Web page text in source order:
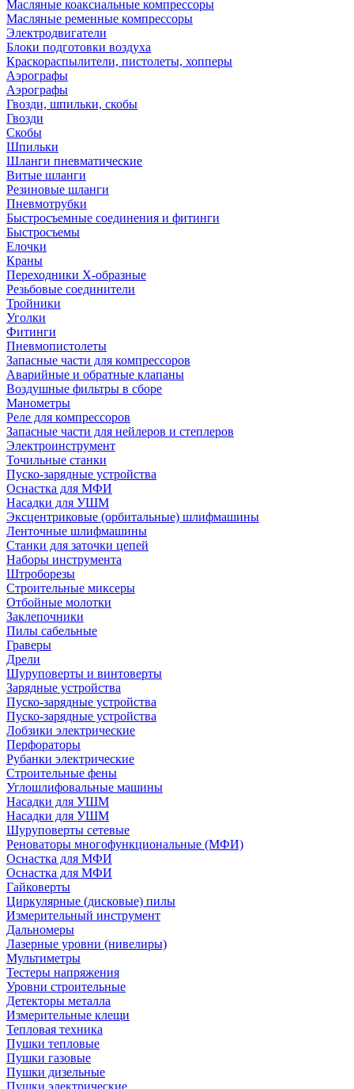
Масляные коаксиальные компрессоры
Масляные ременные компрессоры
Электродвигатели
Блоки подготовки воздуха
Краскораспылители, пистолеты, хопперы
Аэрографы
Аэрографы
Гвозди, шпильки, скобы
Гвозди
Скобы
Шпильки
Шланги пневматические
Витые шланги
Резиновые шланги
Пневмотрубки
Быстросъемные соединения и фитинги
Быстросъемы
Елочки
Краны
Переходники Х-образные
Резьбовые соединители
Тройники
Уголки
Фитинги
Пневмопистолеты
Запасные части для компрессоров
Аварийные и обратные клапаны
Воздушные фильтры в сборе
Манометры
Реле для компрессоров
Запасные части для нейлеров и степлеров
Электроинструмент
Точильные станки
Пуско-зарядные устройства
Оснастка для МФИ
Насадки для УШМ
Эксцентриковые (орбитальные) шлифмашины
Ленточные шлифмашины
Станки для заточки цепей
Наборы инструмента
Штроборезы
Строительные миксеры
Отбойные молотки
Заклепочники
Пилы сабельные
Граверы
Дрели
Шуруповерты и винтоверты
Зарядные устройства
Пуско-зарядные устройства
Пуско-зарядные устройства
Лобзики электрические
Перфораторы
Рубанки электрические
Строительные фены
Углошлифовальные машины
Насадки для УШМ
Насадки для УШМ
Шуруповерты сетевые
Реноваторы многофункциональные (МФИ)
Оснастка для МФИ
Оснастка для МФИ
Гайковерты
Циркулярные (дисковые) пилы
Измерительный инструмент
Дальномеры
Лазерные уровни (нивелиры)
Мультиметры
Тестеры напряжения
Уровни строительные
Детекторы металла
Измерительные клещи
Тепловая техника
Пушки тепловые
Пушки газовые
Пушки дизельные
Пушки электрические